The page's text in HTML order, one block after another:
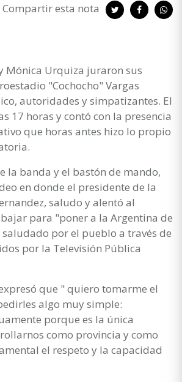
Compartir esta nota
Mónica Urquiza juraron sus
"Cochocho" Vargas
autoridades y simpatizantes. El
17 horas y contó con la presencia
que horas antes hizo lo propio
la banda y el bastón de mando,
en donde el presidente de la
saludo y alentó al
para "poner a la Argentina de
por el pueblo a través de
por la Televisión Pública
que " quiero tomarme el
algo muy simple:
porque es la única
como provincia y como
el respeto y la capacidad